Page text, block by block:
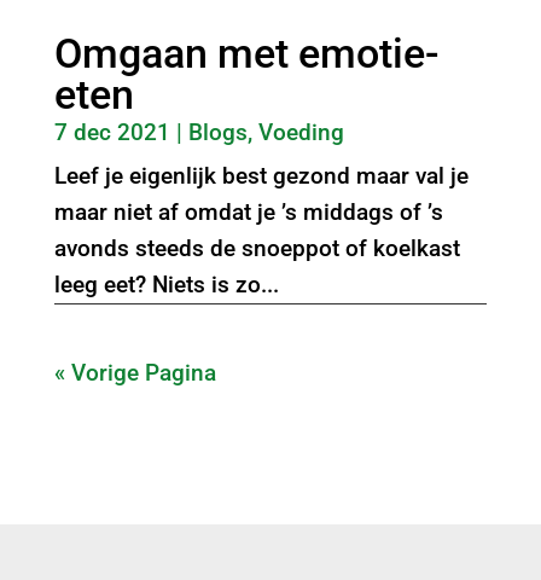
Omgaan met emotie-
eten
7 dec 2021 | Blogs, Voeding
Leef je eigenlijk best gezond maar val je
maar niet af omdat je ’s middags of ’s
avonds steeds de snoeppot of koelkast
leeg eet? Niets is zo...
« Vorige Pagina